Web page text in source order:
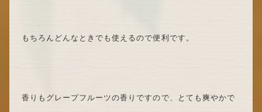
もちろんどんなときでも使えるので便利です。
香りもグレープフルーツの香りですので、とても爽やかで